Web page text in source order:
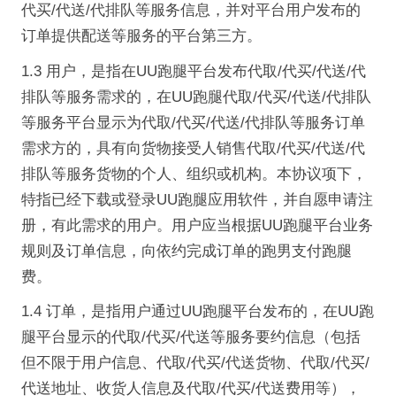
代买/代送/代排队等服务信息，并对平台用户发布的
订单提供配送等服务的平台第三方。
1.3 用户，是指在UU跑腿平台发布代取/代买/代送/代
排队等服务需求的，在UU跑腿代取/代买/代送/代排队
等服务平台显示为代取/代买/代送/代排队等服务订单
需求方的，具有向货物接受人销售代取/代买/代送/代
排队等服务货物的个人、组织或机构。本协议项下，
特指已经下载或登录UU跑腿应用软件，并自愿申请注
册，有此需求的用户。用户应当根据UU跑腿平台业务
规则及订单信息，向依约完成订单的跑男支付跑腿
费。
1.4 订单，是指用户通过UU跑腿平台发布的，在UU跑
腿平台显示的代取/代买/代送等服务要约信息（包括
但不限于用户信息、代取/代买/代送货物、代取/代买/
代送地址、收货人信息及代取/代买/代送费用等），